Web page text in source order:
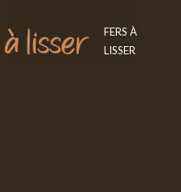
FERS À
LISSER